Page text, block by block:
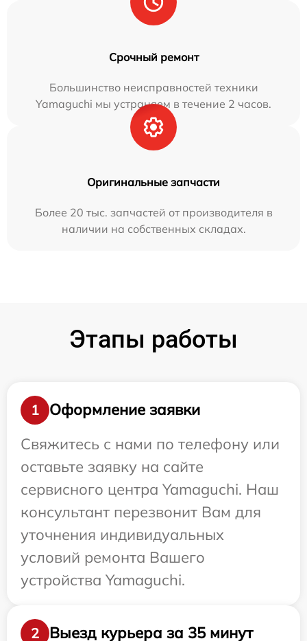
Срочный ремонт
Большинство неисправностей техники
Yamaguchi мы устраняем в течение 2 часов.
Оригинальные запчасти
Более 20 тыс. запчастей от производителя в
наличии на собственных складах.
Этапы работы
1
Оформление заявки
Свяжитесь с нами по телефону или
оставьте заявку на сайте
сервисного центра Yamaguchi. Наш
консультант перезвонит Вам для
уточнения индивидуальных
условий ремонта Вашего
устройства Yamaguchi.
2 Выезд курьера за 35 минут